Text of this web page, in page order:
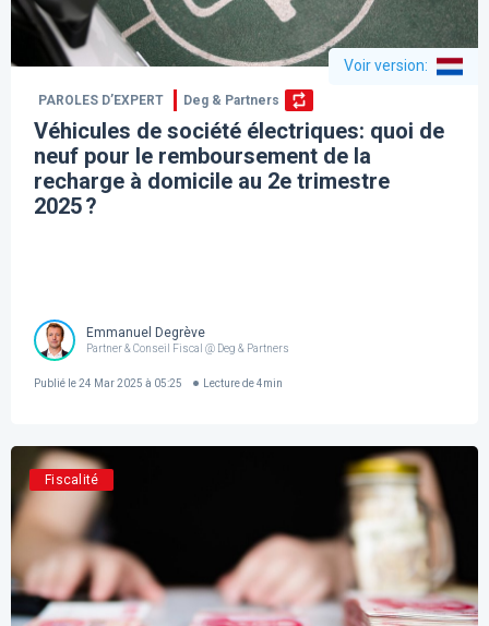
Voir version:
PAROLES D’EXPERT Deg & Partners
Véhicules de société électriques: quoi de
neuf pour le remboursement de la
recharge à domicile au 2e trimestre
2025 ?
Emmanuel Degrève
Partner & Conseil Fiscal @ Deg & Partners
Publié le24 Mar 2025 à 05:25 Lecture de 4min
Fiscalité